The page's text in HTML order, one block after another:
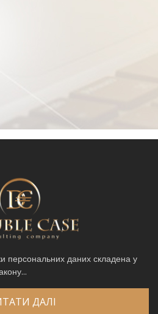
персональних даних складена у
ДАЛІ